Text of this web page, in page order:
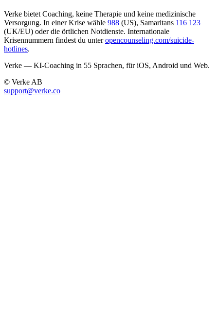
Verke bietet Coaching, keine Therapie und keine medizinische
Versorgung. In einer Krise wähle 988 (US), Samaritans 116 123
(UK/EU) oder die örtlichen Notdienste. Internationale
Krisennummern findest du unter opencounseling.com/suicide-
hotlines.
Verke — KI-Coaching in 55 Sprachen, für iOS, Android und Web.
© Verke AB
support@verke.co